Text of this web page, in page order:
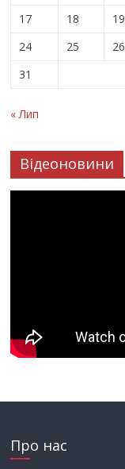
17
18 19
24
25 26
31
« Лип
Відеоновини
Про нас